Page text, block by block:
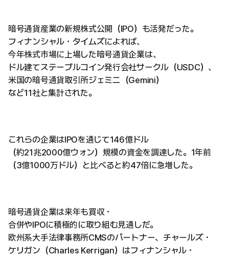
暗号通貨産業の新規株式公開（IPO）も活発だった。
フィナンシャル・タイムズによれば、
今年株式市場に上場した暗号通貨企業は、
ドル建てステーブルコイン発行会社サークル（USDC）、
米国の暗号通貨取引所ジェミニ（Gemini）
など11社と集計された。
これらの企業はIPOを通じて146億ドル
（約21兆2000億ウォン）規模の資金を調達した。1年前
（3億1000万ドル）と比べると約47倍に急増した。
暗号通貨企業は来年も買収・
合併やIPOに積極的に取り組む見通しだ。
欧州系大手法律事務所CMSのパートナー、チャールズ・
ケリガン（Charles Kerrigan）はフィナンシャル・